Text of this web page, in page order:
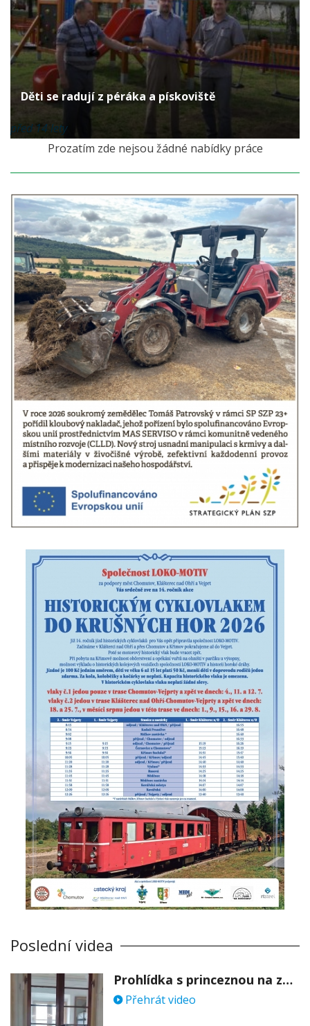
Děti se radují z péráka a pískoviště
před 14 lety
Prozatím zde nejsou žádné nabídky práce
Poslední videa
Prohlídka s princeznou na zámku Stekník
Přehrát video